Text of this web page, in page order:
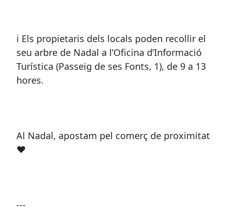
ℹ️ Els propietaris dels locals poden recollir el
seu arbre de Nadal a l’Oficina d’Informació
Turística (Passeig de ses Fonts, 1), de 9 a 13
hores.
Al Nadal, apostam pel comerç de proximitat
❤️
---